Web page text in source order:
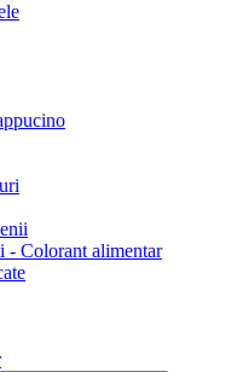
Colorant alimentar